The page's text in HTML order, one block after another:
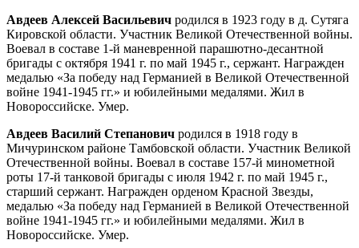
Авдеев Алексей Васильевич родился в 1923 году в д. Сутяга
Кировской области. Участник Великой Отечественной войны.
Воевал в составе 1-й маневренной парашютно-десантной
бригады с октября 1941 г. по май 1945 г., сержант. Награжден
медалью «За победу над Германией в Великой Отечественной
войне 1941-1945 гг.» и юбилейными медалями. Жил в
Новороссийске. Умер.
Авдеев Василий Степанович родился в 1918 году в
Мичуринском районе Тамбовской области. Участник Великой
Отечественной войны. Воевал в составе 157-й минометной
роты 17-й танковой бригады с июля 1942 г. по май 1945 г.,
старший сержант. Награжден орденом Красной Звезды,
медалью «За победу над Германией в Великой Отечественной
войне 1941-1945 гг.» и юбилейными медалями. Жил в
Новороссийске. Умер.